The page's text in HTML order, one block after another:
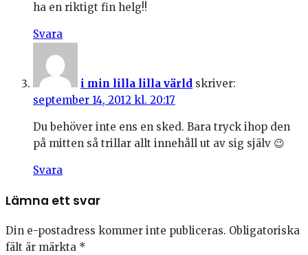
ha en riktigt fin helg!!
Svara
i min lilla lilla värld skriver:
september 14, 2012 kl. 20:17
Du behöver inte ens en sked. Bara tryck ihop den
på mitten så trillar allt innehåll ut av sig själv 😉
Svara
Lämna ett svar
Din e-postadress kommer inte publiceras. Obligatoriska
fält är märkta *